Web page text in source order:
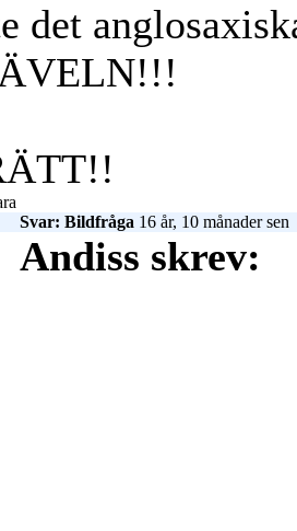
det
Svar: Bildfråga 16 år, 10 månader sen
Andiss skrev: